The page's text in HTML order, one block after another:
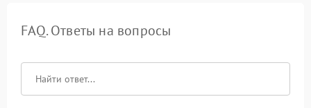
FAQ. Ответы на вопросы